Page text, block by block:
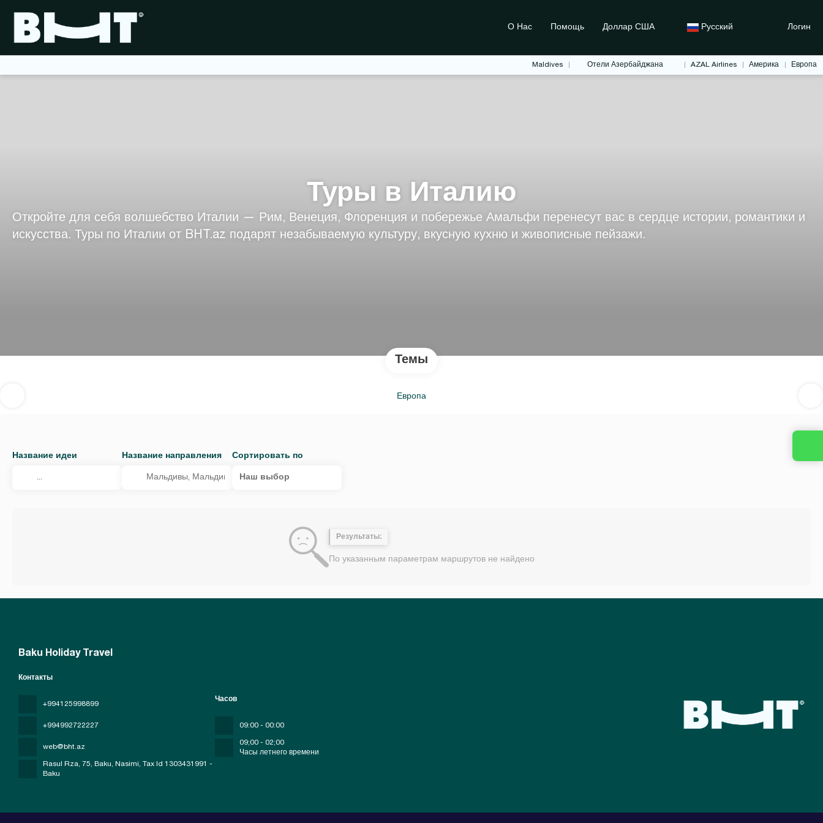
О Нас Помощь Доллар США Русский Логин
Maldives Отели Азербайджана AZAL Airlines Америка Европа
Туры в Италию
Откройте для себя волшебство Италии — Рим, Венеция, Флоренция и побережье Амальфи перенесут вас в сердце истории, романтики и
искусства. Туры по Италии от BHT.az подарят незабываемую культуру, вкусную кухню и живописные пейзажи.
Темы
Европа
Название идеи Название направления Сортировать по
Наш выбор
Результаты:
По указанным параметрам маршрутов не найдено
Baku Holiday Travel
Контакты
+994125998899
+994992722227
web@bht.az
Rasul Rza, 75, Baku, Nasimi, Tax Id 1303431991 -
Baku
Часов
09:00 - 00:00
09;00 - 02;00
Часы летнего времени